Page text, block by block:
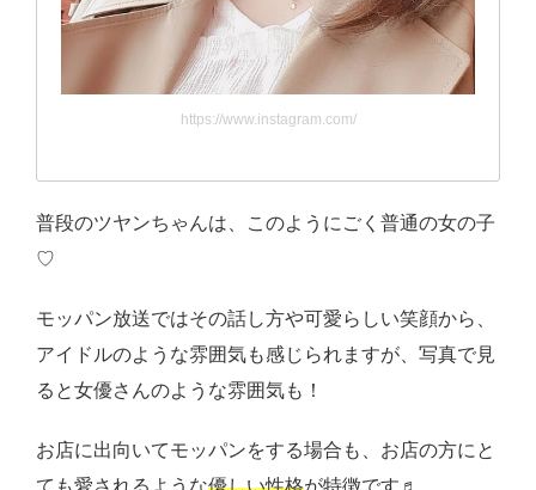
https://www.instagram.com/
普段のツヤンちゃんは、このようにごく普通の女の子
♡
モッパン放送ではその話し方や可愛らしい笑顔から、
アイドルのような雰囲気も感じられますが、写真で見
ると女優さんのような雰囲気も！
お店に出向いてモッパンをする場合も、お店の方にと